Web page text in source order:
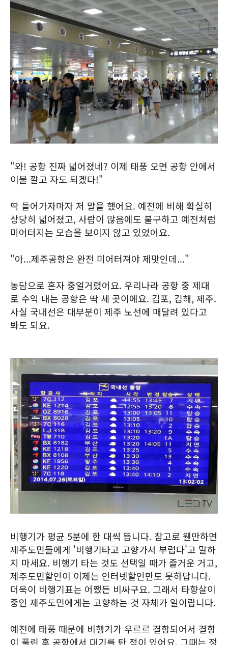
"와! 공항 진짜 넓어졌네? 이제 태풍 오면 공항 안에서
이불 깔고 자도 되겠다!"
딱 들어가자마자 저 말을 했어요. 예전에 비해 확실히
상당히 넓어졌고, 사람이 많음에도 불구하고 예전처럼
미어터지는 모습을 보이지 않고 있었어요.
"아...제주공항은 완전 미어터져야 제맛인데..."
농담으로 혼자 중얼거렸어요. 우리나라 공항 중 제대
로 수익 내는 공항은 딱 세 곳이에요. 김포, 김해, 제주.
사실 국내선은 대부분이 제주 노선에 매달려 있다고
봐도 되요.
비행기가 평균 5분에 한 대씩 뜹니다. 참고로 웬만하면
제주도민들에게 '비행기타고 고향가서 부럽다'고 말하
지 마세요. 비행기 타는 것도 선택일 때가 즐거운 거고,
제주도민할인이 이제는 인터넷할인만도 못하답니다.
더욱이 비행기표는 어쨌든 비싸구요. 그래서 타향살이
중인 제주도민에게는 고향하는 것 자체가 일이랍니다.
예전에 태풍 때문에 비행기가 우르르 결항되어서 결항
이 풀린 후 공항에서 대기를 탄 적이 있어요. 그때는 정